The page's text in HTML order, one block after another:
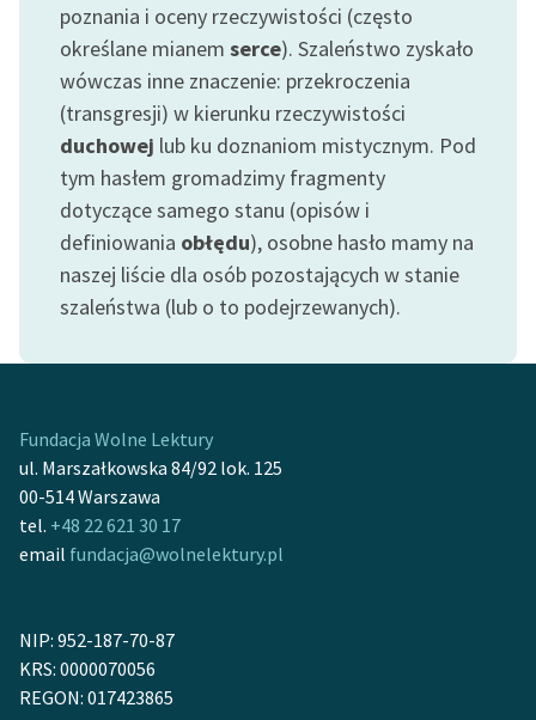
słuchania dla uczennic i
uczniów z
niepełnosprawnościami
Feministyczne inspiracje.
Popularyzacja
skandynawskiej literatury
feministycznej
Ręce pełne poezji
Kolekcje edukacyjne
do domeny publicznej,
Odkurzamy bohaterów
Szkoła Poezji Wolnych
Lektur
Kontakt
O projekcie
poznania i oceny rzeczywistości (często
określane mianem serce). Szaleństwo zyskało
wówczas inne znaczenie: przekroczenia
(transgresji) w kierunku rzeczywistości
duchowej lub ku doznaniom mistycznym. Pod
tym hasłem gromadzimy fragmenty
dotyczące samego stanu (opisów i
definiowania obłędu), osobne hasło mamy na
naszej liście dla osób pozostających w stanie
szaleństwa (lub o to podejrzewanych).
Fundacja Wolne Lektury
ul. Marszałkowska 84/92 lok. 125
00-514 Warszawa
tel. +48 22 621 30 17
email fundacja@wolnelektury.pl
NIP: 952-187-70-87
KRS: 0000070056
REGON: 017423865